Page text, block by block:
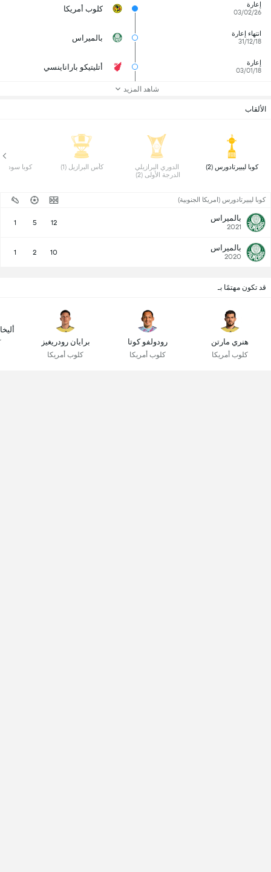
إعارة
03/02/26
كلوب أمريكا
انتهاء إعارة
31/12/18
بالميراس
إعارة
03/01/18
أتليتيكو باراناينسي
شاهد المزيد
الألقاب
كوبا ليبيرتادورس (2)
الدرجة الأولى (2)
كأس البرازيل (1) كوبا سود
كوبا ليبيرتادورس (امريكا الجنوبية)
بالميراس
2021
12
5
1
بالميراس
2020
10
2
1
قد تكون مهتمًا بـ
هنري مارتن
كلوب أمريكا
رودولفو كوتا
كلوب أمريكا
برايان رودريغيز
كلوب أمريكا